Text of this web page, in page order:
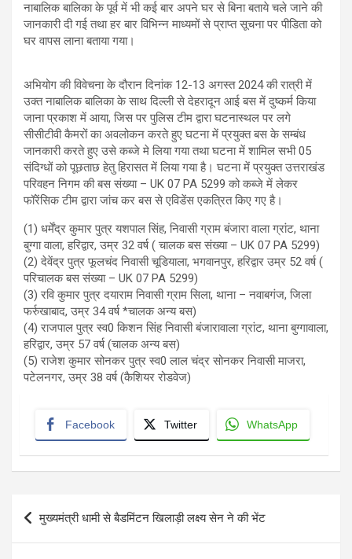
नाबालिक बालिका के पूर्व में भी कई बार अपने घर से बिना बताये चले जाने की
जानकारी दी गई तथा हर बार विभिन्न माध्यमों से प्राप्त सूचना पर पीडिता को
घर वापस लाना बताया गया।
अभियोग की विवेचना के दौरान दिनांक 12-13 अगस्त 2024 की रात्री में
उक्त नाबालिक बालिका के साथ दिल्ली से देहरादून आई बस में दुष्कर्म किया
जाना प्रकाश में आया, जिस पर पुलिस टीम द्वारा घटनास्थल पर लगे
सीसीटीवी कैमरों का अवलोकन करते हुए घटना में प्रयुक्त बस के सम्बंध
जानकारी करते हुए उसे कब्जे मे लिया गया तथा घटना में शामिल सभी 05
संदिग्धों को पूछताछ हेतु हिरासत में लिया गया है। घटना में प्रयुक्त उत्तराखंड
परिवहन निगम की बस संख्या – UK 07 PA 5299 को कब्जे में लेकर
फॉरेंसिक टीम द्वारा जांच कर बस से एविडेंस एकत्रित किए गए है।
(1) धर्मेंद्र कुमार पुत्र यशपाल सिंह, निवासी ग्राम बंजारा वाला ग्रांट, थाना
बुग्गा वाला, हरिद्वार, उम्र 32 वर्ष ( चालक बस संख्या – UK 07 PA 5299)
(2) देवेंद्र पुत्र फूलचंद निवासी चूडियाला, भगवानपुर, हरिद्वार उम्र 52 वर्ष (
परिचालक बस संख्या – UK 07 PA 5299)
(3) रवि कुमार पुत्र दयाराम निवासी ग्राम सिला, थाना – नवाबगंज, जिला
फर्रुखाबाद, उम्र 34 वर्ष *चालक अन्य बस)
(4) राजपाल पुत्र स्व0 किशन सिंह निवासी बंजारावाला ग्रांट, थाना बुग्गावाला,
हरिद्वार, उम्र 57 वर्ष (चालक अन्य बस)
(5) राजेश कुमार सोनकर पुत्र स्व0 लाल चंद्र सोनकर निवासी माजरा,
पटेलनगर, उम्र 38 वर्ष (कैशियर रोडवेज)
Facebook Twitter WhatsApp
Post
navigation
मुख्यमंत्री धामी से बैडमिंटन खिलाड़ी लक्ष्य सेन ने की भेंट